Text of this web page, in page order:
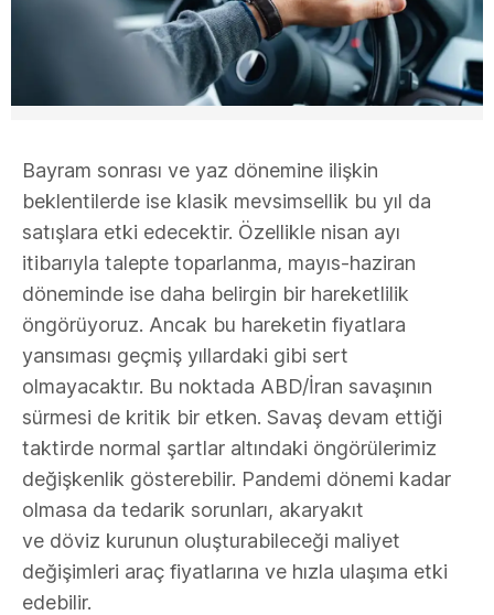
Bayram sonrası ve yaz dönemine ilişkin
beklentilerde ise klasik mevsimsellik bu yıl da
satışlara etki edecektir. Özellikle nisan ayı
itibarıyla talepte toparlanma, mayıs-haziran
döneminde ise daha belirgin bir hareketlilik
öngörüyoruz. Ancak bu hareketin fiyatlara
yansıması geçmiş yıllardaki gibi sert
olmayacaktır. Bu noktada ABD/İran savaşının
sürmesi de kritik bir etken. Savaş devam ettiği
taktirde normal şartlar altındaki öngörülerimiz
değişkenlik gösterebilir. Pandemi dönemi kadar
olmasa da tedarik sorunları, akaryakıt
ve döviz kurunun oluşturabileceği maliyet
değişimleri araç fiyatlarına ve hızla ulaşıma etki
edebilir.